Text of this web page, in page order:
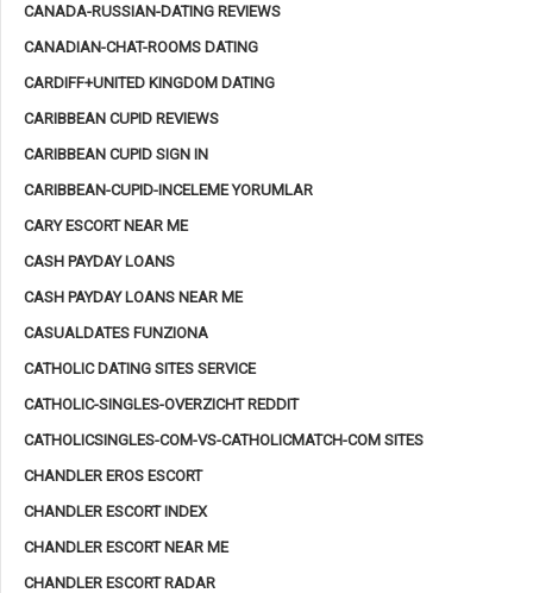
CANADA-RUSSIAN-DATING REVIEWS
CANADIAN-CHAT-ROOMS DATING
CARDIFF+UNITED KINGDOM DATING
CARIBBEAN CUPID REVIEWS
CARIBBEAN CUPID SIGN IN
CARIBBEAN-CUPID-INCELEME YORUMLAR
CARY ESCORT NEAR ME
CASH PAYDAY LOANS
CASH PAYDAY LOANS NEAR ME
CASUALDATES FUNZIONA
CATHOLIC DATING SITES SERVICE
CATHOLIC-SINGLES-OVERZICHT REDDIT
CATHOLICSINGLES-COM-VS-CATHOLICMATCH-COM SITES
CHANDLER EROS ESCORT
CHANDLER ESCORT INDEX
CHANDLER ESCORT NEAR ME
CHANDLER ESCORT RADAR